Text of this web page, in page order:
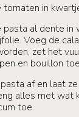
tomaten in
pasta al dente in
Voeg de
zet het
en bouillon
af en laat
alles met
toe.